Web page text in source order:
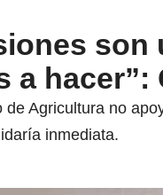
son
a hacer”:
de Agricultura no
inmediata.